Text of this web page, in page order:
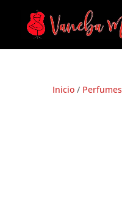
Inicio/ Perfumes